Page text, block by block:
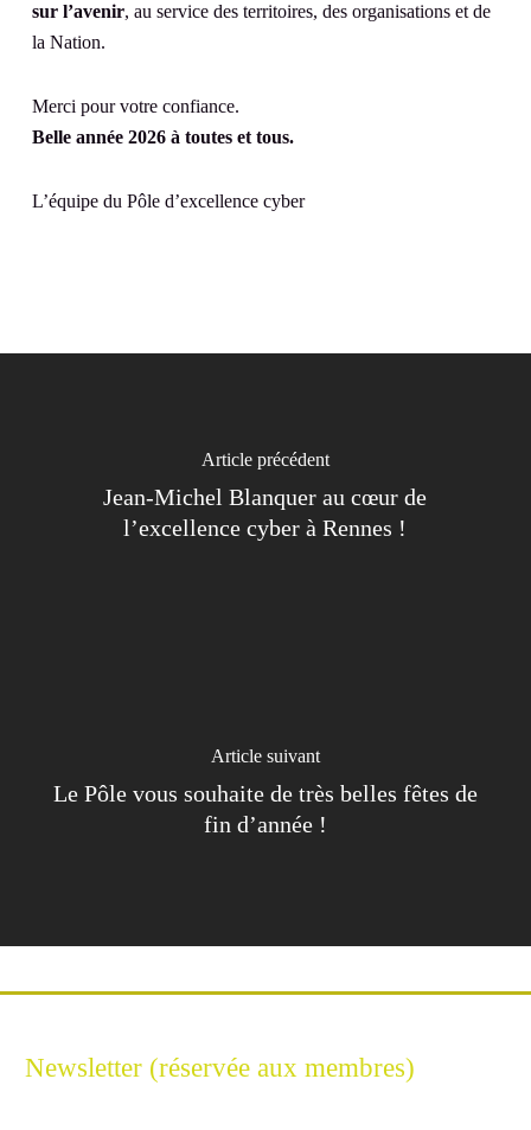
sur l’avenir, au service des territoires, des organisations et de
la Nation.
Merci pour votre confiance.
Belle année 2026 à toutes et tous.
L’équipe du Pôle d’excellence cyber
Article précédent
Jean-Michel Blanquer au cœur de
l’excellence cyber à Rennes !
Article suivant
Le Pôle vous souhaite de très belles fêtes de
fin d’année !
Newsletter (réservée aux membres)